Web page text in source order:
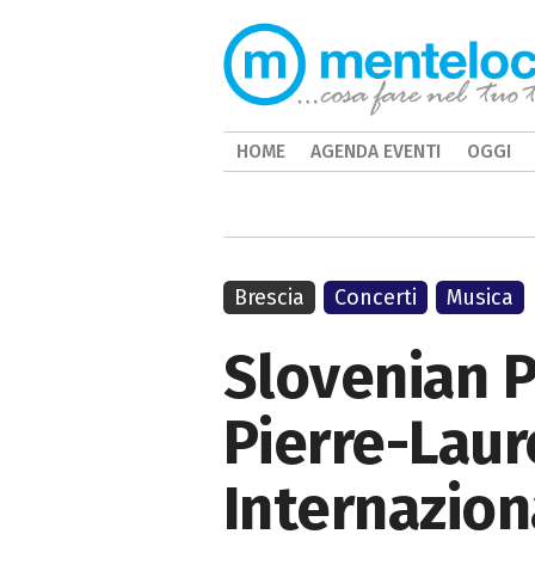
Slovenian
Pierre-
Brescia Concerti Musica
HOME AGENDA EVENTI OGGI